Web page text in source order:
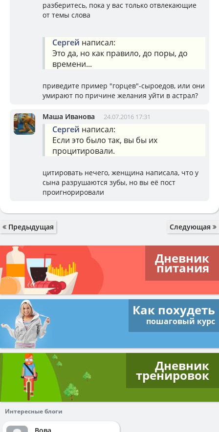
разберитесь, пока у вас только отвлекающие
от темы слова
Сергей написал:
Это да, но как правило, до поры, до
времени...
приведите пример "горцев"-сыроедов, или они
умирают по причине желания уйти в астрал?
Маша Иванова 24.07.2016 17:31
Сергей написал:
Если это было так, вы бы их
процитировали.
цитировать нечего, женщина написала, что у
сына разрушаются зубы, но вы её пост
проигнорировали
Предыдущая Следующая
Дневник
питания
Как похудеть
пошаговый курс
Дневник
тренировок
Интересные блоги